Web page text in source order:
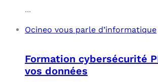
...
Ocineo vous parle d’informatique
Formation cybersécurité
vos données